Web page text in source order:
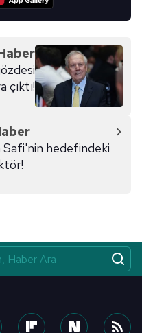
çıktı!
hedefindeki